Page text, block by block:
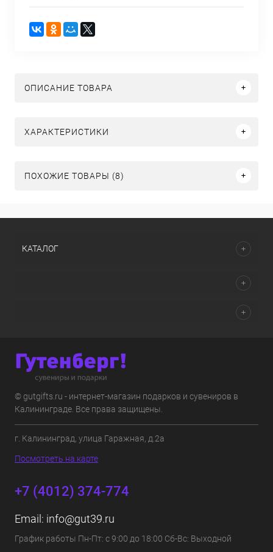
ОПИСАНИЕ ТОВАРА
ХАРАКТЕРИСТИКИ
ПОХОЖИЕ ТОВАРЫ (8)
КАТАЛОГ
© gutgifts.ru - интернет-магазин подарков и сувениров в
Калининграде. Все права защищены.
г. Калининград, улица Гаражная, д.2а
Посмотреть на карте
+7 (4012) 374-774
Email: info@gut39.ru
График работы Пн-Пт: с 9:00 до 18:00 Сб-Вс: Выходной